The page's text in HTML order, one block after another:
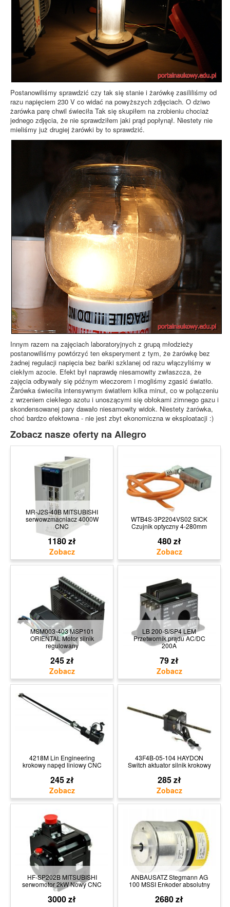
Postanowiliśmy sprawdzić czy tak się stanie i żarówkę zasililiśmy od
razu napięciem 230 V co widać na powyższych zdjęciach. O dziwo
żarówka parę chwil świeciła Tak się skupiłem na zrobieniu chociaż
jednego zdjęcia, że nie sprawdziłem jaki prąd popłynął. Niestety nie
mieliśmy już drugiej żarówki by to sprawdzić.
Innym razem na zajęciach laboratoryjnych z grupą młodzieży
postanowiliśmy powtórzyć ten eksperyment z tym, że żarówkę bez
żadnej regulacji napięcia bez bańki szklanej od razu włączyliśmy w
ciekłym azocie. Efekt był naprawdę niesamowity zwłaszcza, że
zajęcia odbywały się późnym wieczorem i mogliśmy zgasić światło.
Żarówka świeciła intensywnym światłem kilka minut, co w połączeniu
z wrzeniem ciekłego azotu i unoszącymi się obłokami zimnego gazu i
skondensowanej pary dawało niesamowity widok. Niestety żarówka,
choć bardzo efektowna - nie jest zbyt ekonomiczna w eksploatacji :)
Zobacz nasze oferty na Allegro
MR-J2S-40B MITSUBISHI
serwowzmacniacz 4000W
CNC
1180 zł
WTB4S-3P2204VS02 SICK
Czujnik optyczny 4-280mm
480 zł
MSM003-403 MSP101
ORIENTAL Motor silnik
regulowany
245 zł
LB 200-S/SP4 LEM
Przetwornik prądu AC/DC
200A
79 zł
4218M Lin Engineering
krokowy napęd liniowy CNC
245 zł
43F4B-05-104 HAYDON
Switch aktuator silnik krokowy
285 zł
HF-SP202B MITSUBISHI
serwomotor 2kW Nowy CNC
3000 zł
ANBAUSATZ Stegmann AG
100 MSSI Enkoder absolutny
2680 zł